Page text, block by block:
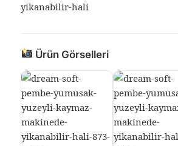
yikanabilir-hali
Ürün Görselleri